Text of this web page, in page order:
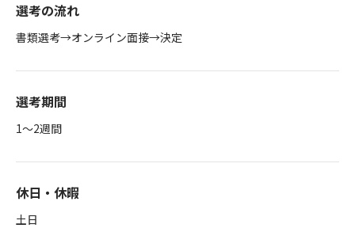
選考の流れ
書類選考→オンライン面接→決定
選考期間
1～2週間
休日・休暇
土日